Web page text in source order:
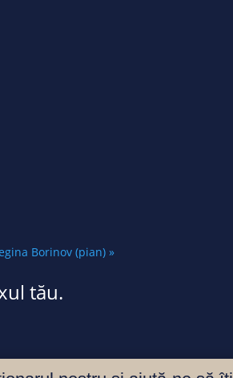
Borinov (pian) »
tău.